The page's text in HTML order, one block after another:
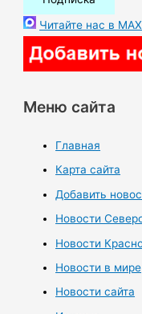
Читайте нас в MAX
Меню сайта
Главная
Карта сайта
Добавить
Новости
Новости
Новости в мире
Новости сайта